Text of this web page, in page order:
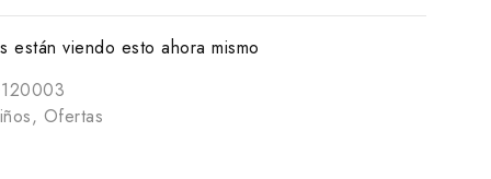
están viendo esto ahora mismo
, Ofertas